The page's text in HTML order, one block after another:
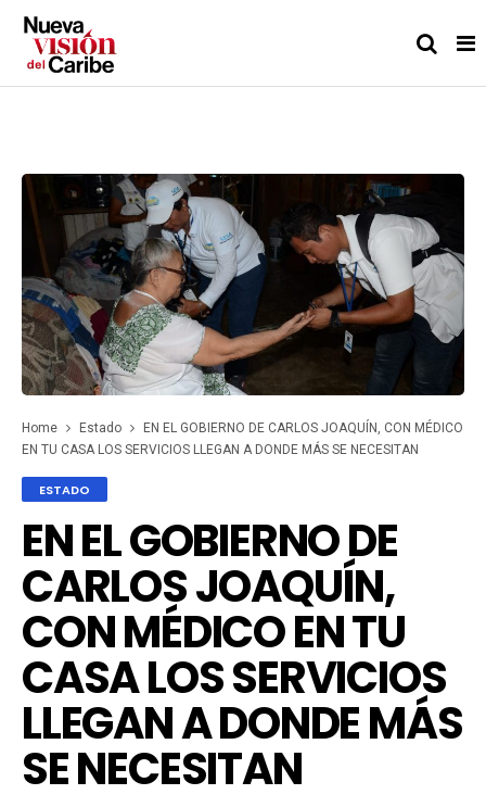
Home Estado
EN EL GOBIERNO DE CARLOS JOAQUÍN, CON MÉDICO
EN TU CASA LOS SERVICIOS LLEGAN A DONDE MÁS SE NECESITAN
ESTADO
EN EL GOBIERNO DE
CARLOS JOAQUÍN,
CON MÉDICO EN TU
CASA LOS SERVICIOS
LLEGAN A DONDE MÁS
SE NECESITAN